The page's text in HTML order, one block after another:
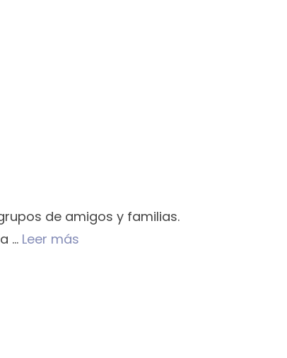
de amigos y familias.
… Leer más